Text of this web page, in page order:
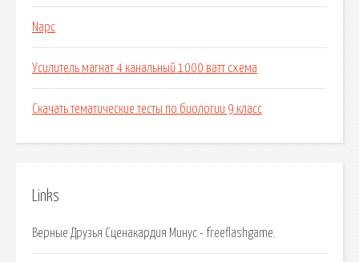
Napc
Усилитель магнат 4 канальный 1000 ватт схема
Скачать тематические тесты по биологии 9 класс
Links
Верные Друзья Сценакардия Минус - freeflashgame.